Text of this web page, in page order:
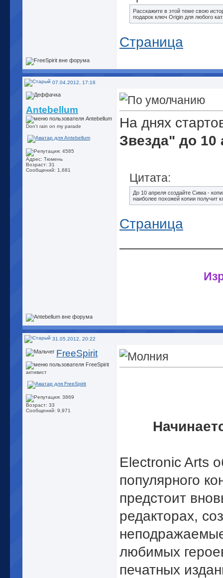
Расскажите в этой теме свою
подарок ключ Origin для любого
Страница
07.04.2012, 17:16
Antebellum
Don't rain on my parade
Адрес: Тюмень
Возраст: 31
Сообщений: 1,681
На днях
Звезда" до 10
Цитата:
До 10 апреля создайте Сима -
наиболее похожей копии получит
Страница
31.05.2012, 20:22
FreeSpirit
активист
Возраст: 33
Сообщений: 9,971
Electronic Arts
популярного
предстоит
редакторах,
любимых
печатных